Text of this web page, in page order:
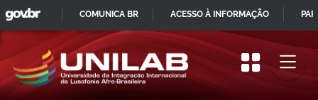
Pular
para
início
do
IR
PARA
GOVBR
COMUNICA BR ACESSO À INFORMAÇÃO